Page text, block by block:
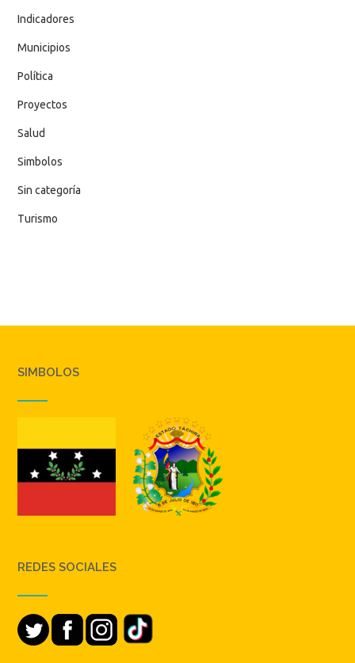
Indicadores
Municipios
Política
Proyectos
Salud
Simbolos
Sin categoría
Turismo
SIMBOLOS
REDES SOCIALES